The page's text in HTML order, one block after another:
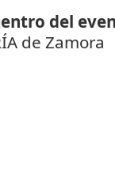
del
de Zamora